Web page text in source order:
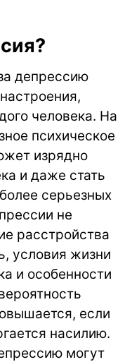
депрессию
человека. На
психическое
изрядно
и даже стать
серьезных
не
расстройства
условия жизни
и особенности
если
насилию.
могут